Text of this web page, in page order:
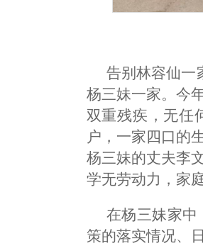
告别林容仙一
杨三妹一家。今
双重残疾，无任
户，一家四口的
杨三妹的丈夫李
学无劳动力，家
在杨三妹家
策的落实情况、